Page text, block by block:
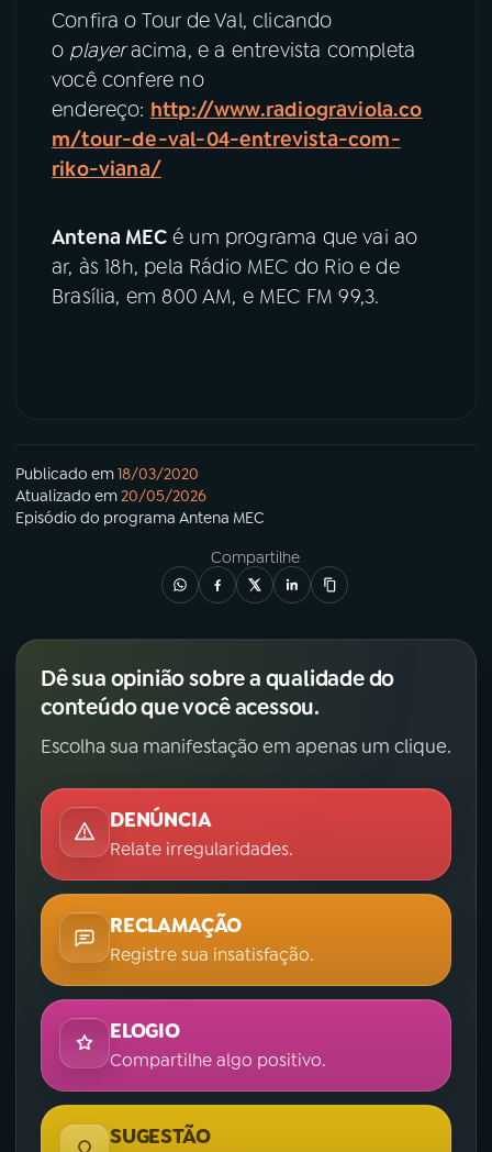
TikTok
Confira o Tour de Val, clicando
o playeracima, e a entrevista completa
você confere no
endereço: http://www.radiograviola.co
m/tour-de-val-04-entrevista-com-
riko-viana/
Antena MECé um programa que vai ao
ar, às 18h, pela Rádio MEC do Rio e de
Brasília, em 800 AM, e MEC FM 99,3.
Publicado em18/03/2020
Atualizado em20/05/2026
Episódio do programa Antena MEC
Compartilhe
Dê sua opinião sobre a qualidade do
conteúdo que você acessou.
Escolha sua manifestação em apenas um clique.
DENÚNCIA
Relate irregularidades.
RECLAMAÇÃO
Registre sua insatisfação.
ELOGIO
Compartilhe algo positivo.
SUGESTÃO